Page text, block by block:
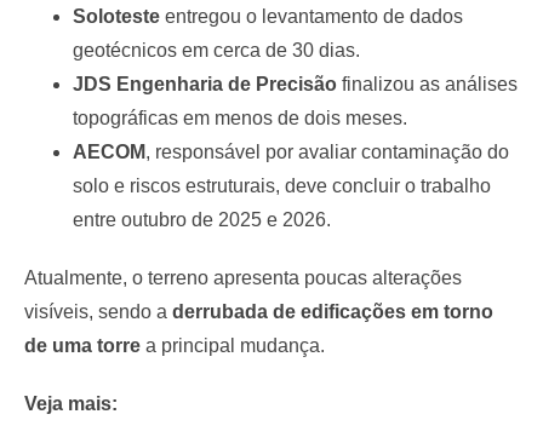
Soloteste entregou o levantamento de dados
geotécnicos em cerca de 30 dias.
JDS Engenharia de Precisão finalizou as análises
topográficas em menos de dois meses.
AECOM, responsável por avaliar contaminação do
solo e riscos estruturais, deve concluir o trabalho
entre outubro de 2025 e 2026.
Atualmente, o terreno apresenta poucas alterações
visíveis, sendo a derrubada de edificações em torno
de uma torre a principal mudança.
Veja mais: